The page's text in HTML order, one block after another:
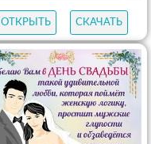
ОТКРЫТЬ СКАЧАТЬ